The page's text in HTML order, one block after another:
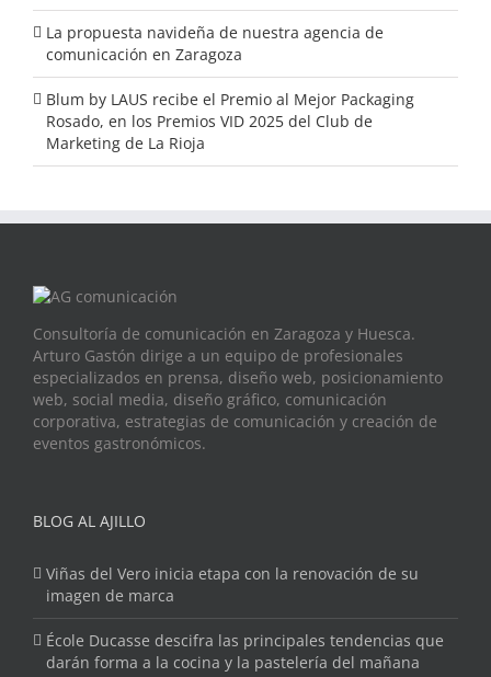
La propuesta navideña de nuestra agencia de
comunicación en Zaragoza
Blum by LAUS recibe el Premio al Mejor Packaging
Rosado, en los Premios VID 2025 del Club de
Marketing de La Rioja
Consultoría de comunicación en Zaragoza y Huesca.
Arturo Gastón dirige a un equipo de profesionales
especializados en prensa, diseño web, posicionamiento
web, social media, diseño gráfico, comunicación
corporativa, estrategias de comunicación y creación de
eventos gastronómicos.
BLOG AL AJILLO
Viñas del Vero inicia etapa con la renovación de su
imagen de marca
École Ducasse descifra las principales tendencias que
darán forma a la cocina y la pastelería del mañana